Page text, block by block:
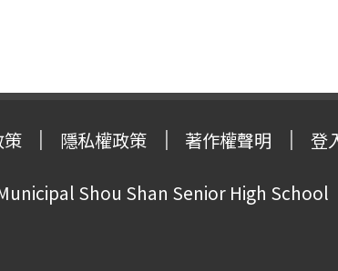
隱私權政策 著作權聲明 登
Shou Shan Senior High School